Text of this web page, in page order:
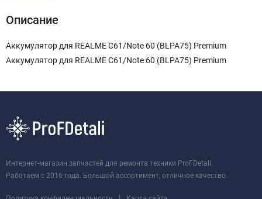
Описание
Аккумулятор для REALME C61/Note 60 (BLPA75) Premium
Аккумулятор для REALME C61/Note 60 (BLPA75) Premium
Интернет-магазин запчастей для ремонта техники ProFDetali.
Работаем с 2016 года. Большой ассортимент, отличное качество.